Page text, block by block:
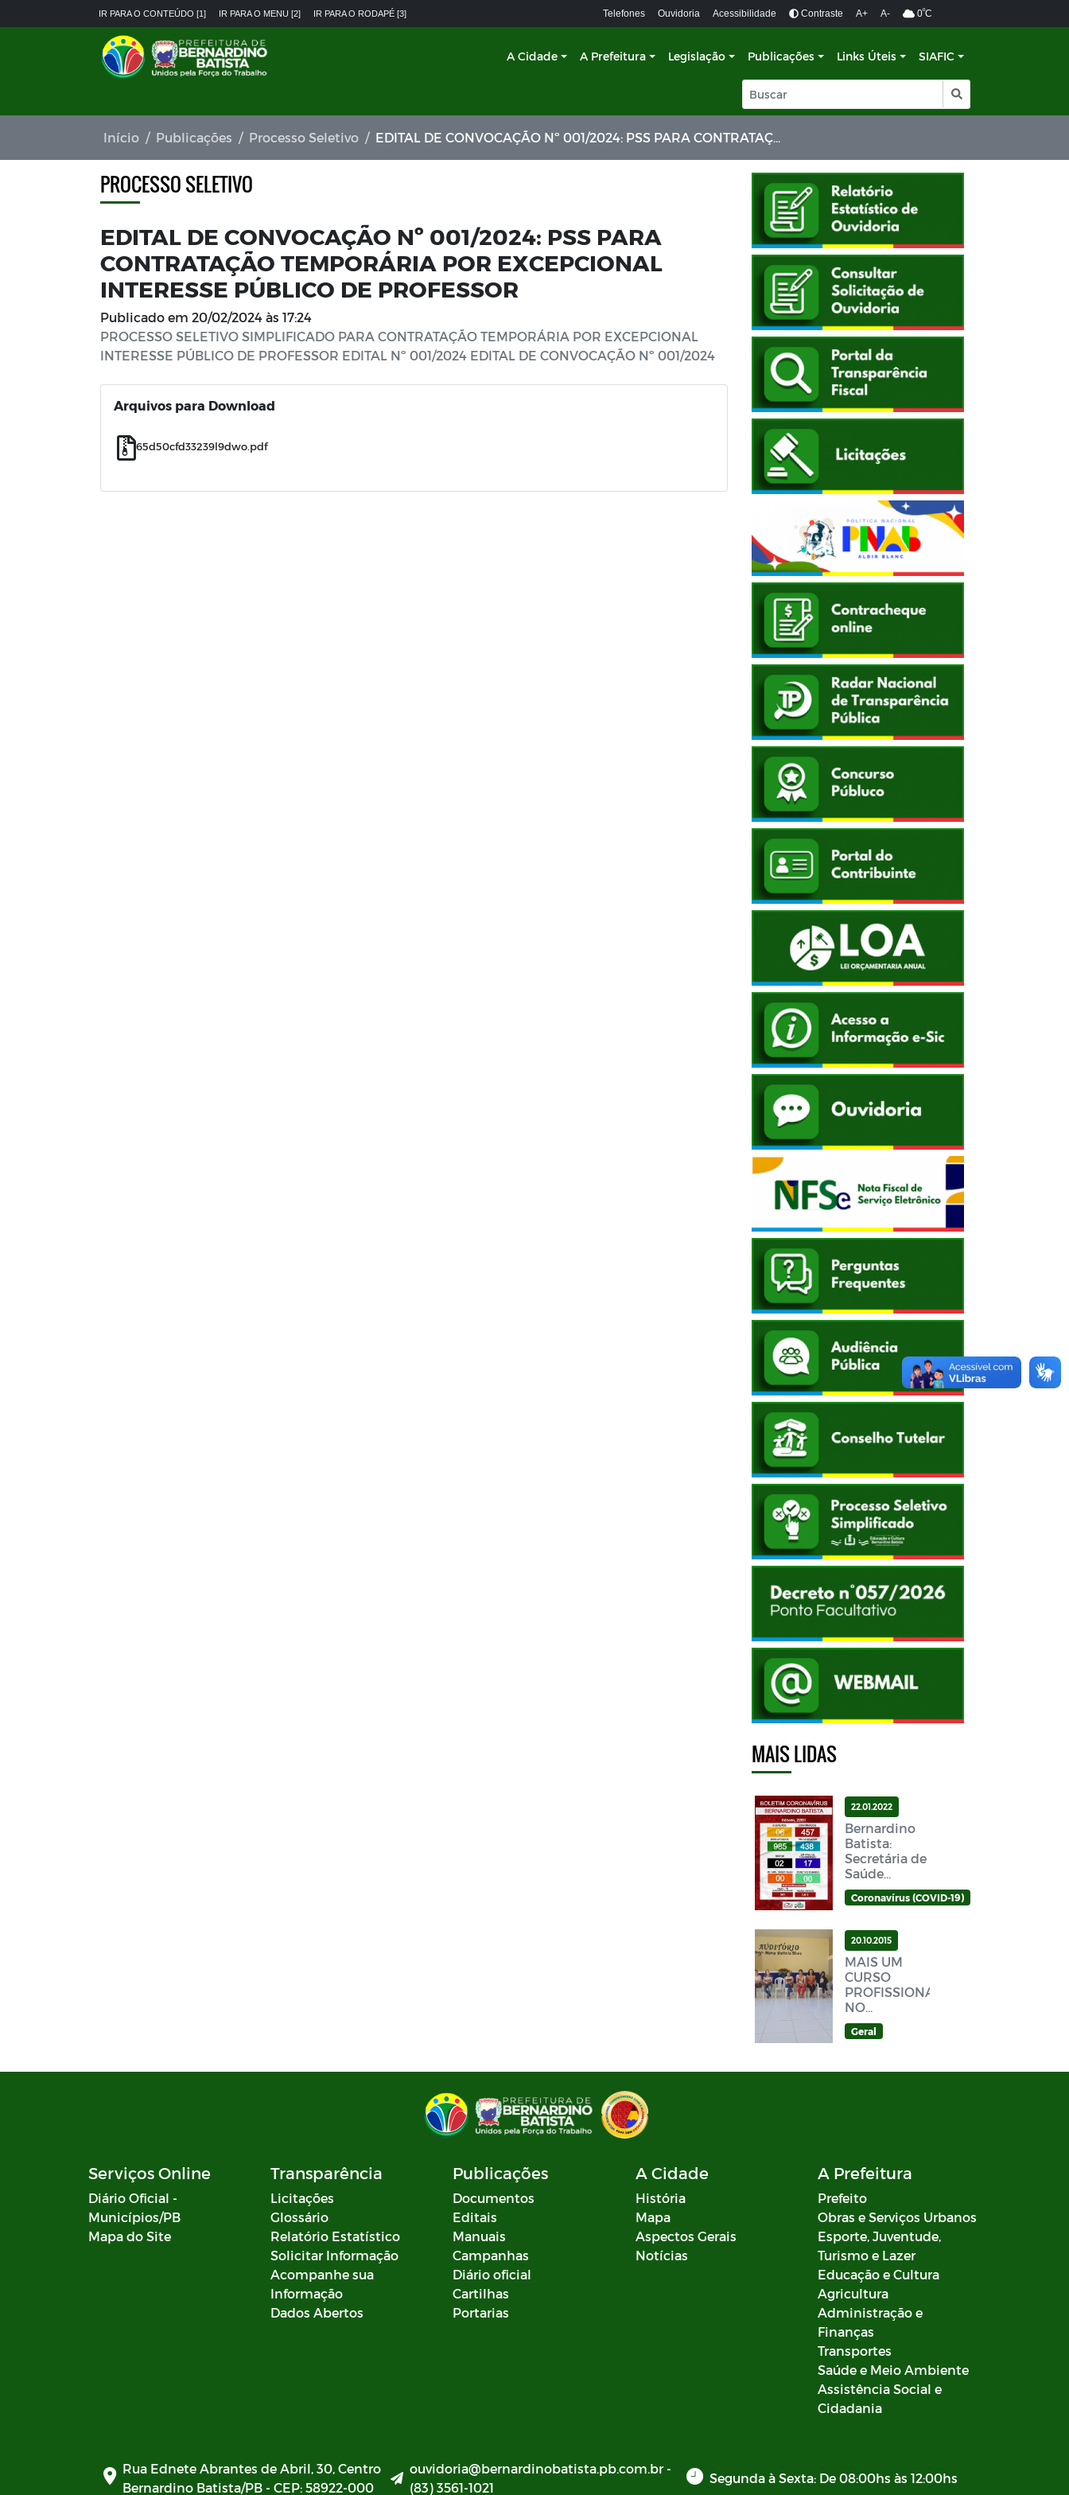
IR PARA O CONTEÚDO [1] IR PARA O MENU [2] IR PARA O RODAPÉ [3] Telefones Ouvidoria Acessibilidade Contraste A+ A- 0ºC
A Cidade A Prefeitura Legislação Publicações Links Úteis SIAFIC
Início Publicações Processo Seletivo EDITAL DE CONVOCAÇÃO Nº 001/2024: PSS PARA CONTRATAÇÃO TEMPORÁRIA POR EXCEPCIONAL INTERESSE PÚBLICO DE PROFESSOR
PROCESSO SELETIVO
EDITAL DE CONVOCAÇÃO Nº 001/2024: PSS PARA
CONTRATAÇÃO TEMPORÁRIA POR EXCEPCIONAL
INTERESSE PÚBLICO DE PROFESSOR
Publicado em 20/02/2024 às 17:24
PROCESSO SELETIVO SIMPLIFICADO PARA CONTRATAÇÃO TEMPORÁRIA POR EXCEPCIONAL
INTERESSE PÚBLICO DE PROFESSOR EDITAL Nº 001/2024 EDITAL DE CONVOCAÇÃO Nº 001/2024
Arquivos para Download
65d50cfd33239l9dwo.pdf
MAIS LIDAS
22.01.2022
Bernardino
Batista:
Secretária de
Saúde
divulga novo
Boletim
Covid-19
neste sábado
(22/01)
Coronavírus (COVID-19)
20.10.2015
MAIS UM
CURSO
PROFISSIONALIZANTE
NO
MUNICÍPIO
Geral
Serviços Online
Diário Oficial -
Municípios/PB
Mapa do Site
Transparência
Licitações
Glossário
Relatório Estatístico
Solicitar Informação
Acompanhe sua
Informação
Dados Abertos
Publicações
Documentos
Editais
Manuais
Campanhas
Diário oficial
Cartilhas
Portarias
A Cidade
História
Mapa
Aspectos Gerais
Notícias
A Prefeitura
Prefeito
Obras e Serviços Urbanos
Esporte, Juventude,
Turismo e Lazer
Educação e Cultura
Agricultura
Administração e
Finanças
Transportes
Saúde e Meio Ambiente
Assistência Social e
Cidadania
Rua Ednete Abrantes de Abril, 30, Centro
Bernardino Batista/PB - CEP: 58922-000
ouvidoria@bernardinobatista.pb.com.br -
(83) 3561-1021
Segunda à Sexta: De 08:00hs às 12:00hs